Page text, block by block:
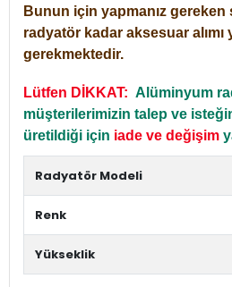
Bunun için yapmanız gereken
radyatör kadar aksesuar alımı
gerekmektedir.
Lütfen DİKKAT: Alüminyum
müşterilerimizin talep ve
üretildiği için iade ve değişim
Radyatör Modeli
Renk
Yükseklik